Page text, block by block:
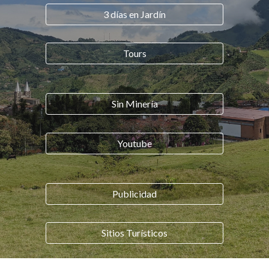
3 días en Jardín
Tours
Sin Minería
Youtube
Publicidad
Sitios Turísticos